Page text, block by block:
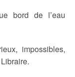
bord de l’eau
impossibles,